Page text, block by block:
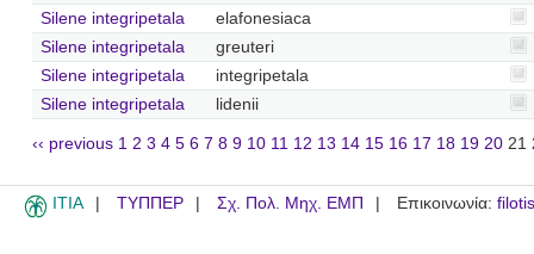
Silene integripetala
elafonesiaca
Silene integripetala
greuteri
Silene integripetala
integripetala
Silene integripetala
lidenii
‹‹ previous 1 2 3 4 5 6 7 8 9 10 11 12 13 14 15 16 17 18 19 20 21
ITIA ΤΥΠΠΕΡ Σχ. Πολ. Μηχ. ΕΜΠ Επικοινωνία: